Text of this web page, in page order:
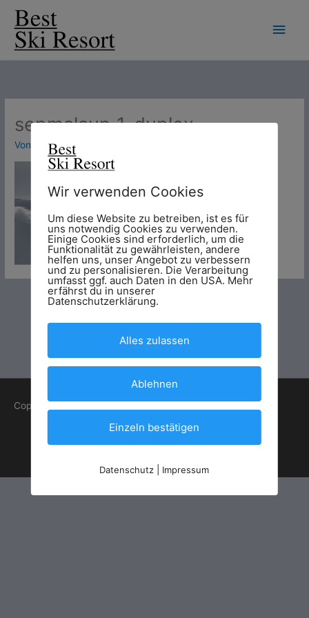
Zum
Inhalt
springen
sepmalaun_1_duplex
Von Chris / 6. November 2012
Copyright © 2026
Datenschutzerklärung
Teilnahmebedingungen
Wir verwenden Cookies
Um diese Website zu betreiben, ist es für
uns notwendig Cookies zu verwenden.
Einige Cookies sind erforderlich, um die
Funktionalität zu gewährleisten, andere
helfen uns, unser Angebot zu verbessern
und zu personalisieren. Die Verarbeitung
umfasst ggf. auch Daten in den USA. Mehr
erfährst du in unserer
Datenschutzerklärung.
Alles zulassen
Ablehnen
Einzeln bestätigen
Datenschutz Impressum